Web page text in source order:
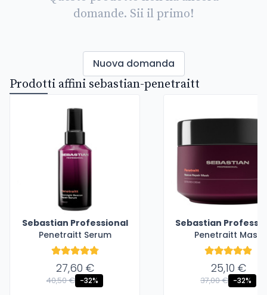
domande. Sii il primo!
Nuova domanda
Prodotti affini sebastian-penetraitt
Sebastian Professional
Penetraitt Serum
27,60 €
40,50 € -32%
Sebastian
Penetraitt Mask
25,10 €
37,00 € -32%